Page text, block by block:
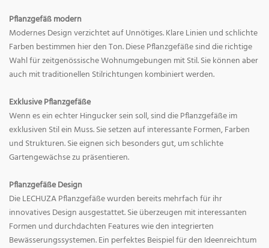
Pflanzgefäß modern
Modernes Design verzichtet auf Unnötiges. Klare Linien und schlichte
Farben bestimmen hier den Ton. Diese Pflanzgefäße sind die richtige
Wahl für zeitgenössische Wohnumgebungen mit Stil. Sie können aber
auch mit traditionellen Stilrichtungen kombiniert werden.
Exklusive Pflanzgefäße
Wenn es ein echter Hingucker sein soll, sind die Pflanzgefäße im
exklusiven Stil ein Muss. Sie setzen auf interessante Formen, Farben
und Strukturen. Sie eignen sich besonders gut, um schlichte
Gartengewächse zu präsentieren.
Pflanzgefäße Design
Die LECHUZA Pflanzgefäße wurden bereits mehrfach für ihr
innovatives Design ausgestattet. Sie überzeugen mit interessanten
Formen und durchdachten Features wie den integrierten
Bewässerungssystemen. Ein perfektes Beispiel für den Ideenreichtum